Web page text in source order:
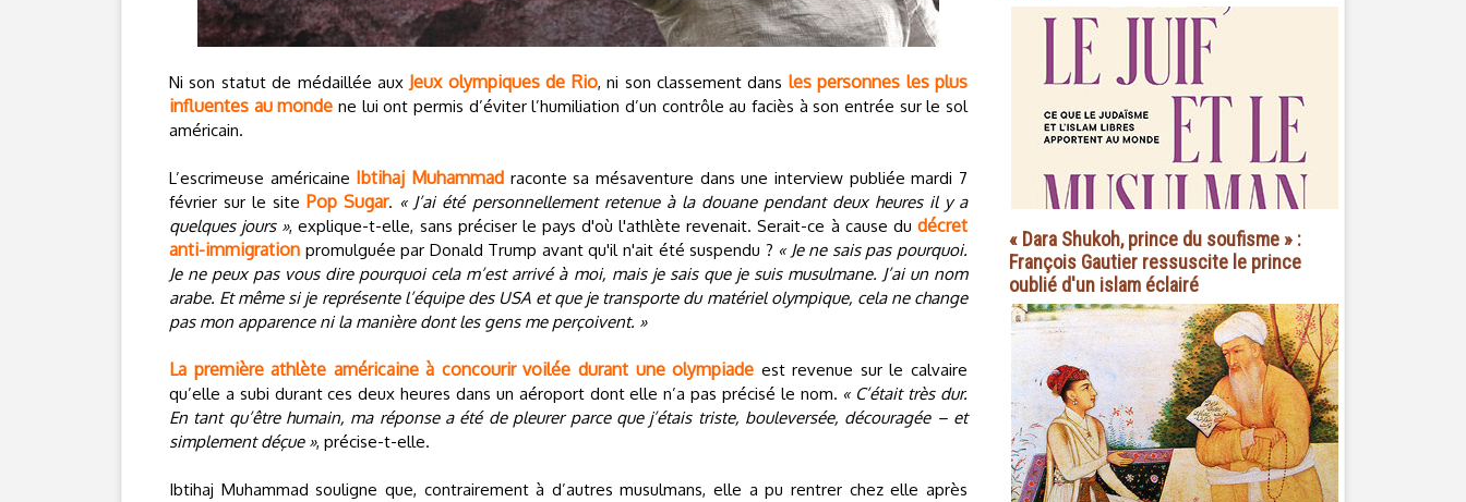
Ni son statut de médaillée aux Jeux olympiques de Rio, ni son classement dans les personnes les plus
influentes au monde ne lui ont permis d’éviter l’humiliation d’un contrôle au faciès à son entrée sur le sol
américain.
L’escrimeuse américaine Ibtihaj Muhammad raconte sa mésaventure dans une interview publiée mardi 7
février sur le sitePop Sugar. « J’ai été personnellement retenue à la douane pendant deux heures il y a
quelques jours », explique-t-elle, sans préciser le pays d'où l'athlète revenait. Serait-ce à cause dudécret
anti-immigration promulguée par Donald Trump avant qu'il n'ait été suspendu ? « Je ne sais pas pourquoi.
Je ne peux pas vous dire pourquoi cela m’est arrivé à moi, mais je sais que je suis musulmane. J’ai un nom
arabe. Et même si je représente l’équipe des USA et que je transporte du matériel olympique, cela ne change
pas mon apparence ni la manière dont les gens me perçoivent. »
La première athlète américaine à concourir voilée durant une olympiade est revenue sur le calvaire
qu’elle a subi durant ces deux heures dans un aéroport dont elle n’a pas précisé le nom. « C’était très dur.
En tant qu’être humain, ma réponse a été de pleurer parce que j’étais triste, bouleversée, découragée – et
simplement déçue », précise-t-elle.
Ibtihaj Muhammad souligne que, contrairement à d’autres musulmans, elle a pu rentrer chez elle après
« Dara Shukoh, prince du soufisme » :
François Gautier ressuscite le prince
oublié d'un islam éclairé